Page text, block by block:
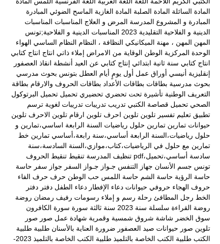
المادة السائلة المادة الصلبة المادة الغازية الماسح الضوئي المبادرة
المبادرة و المشروع المدرسة المرض و العلاج المناسبات المناسبات
الدينية و الفلاحية التقليدية 2023
المناسبات الدينية و الفلاحية;تونس
المهن المهن ، مهنة الميكانيكي النظافة ، النظام النظام الساسي الهواء
الوحدة المركزية الوطن الوقاية من الامراض إملاء ذاتي انتاج انتاج كتابي
انتاج كتابي سنة ثانية ابتدائي إنتاج كتابي عن العيد أنشطة انقاذ العصفور
إنقليزية أنيسي أوراق عمل أول يومٍ أيام العطل بتونس بحوث مدرسي
بحوث مدرسية بطاقات بطاقات الأعداد بطاقات الحروف والارقام بطاقة
التعريف الوطنية تأشيرة تحت تحضري تحضيري تحميل تحميل البرتوكول
الصحي تحميل قصاصة الكتبي تدريب تدريبات تدريبات لغوية ترسم
تطبيق تعليم تفسير تلوين تلوين احرف تلوين ارقام تلوين الاحرف تلوين
حيوانات تمارين تمارين حلول رياضيات السنة الرابعة اساسي،تمارين و
حلول رياضيات،السنة الرابعة أساسي،سنة رابعة،أساسي تمارين خط
تمارين مع حلول في الرياضيات،كتاب،موازي،السنة السادسة،سنة
سادسة أساسي،تحميل،pdf
تنظيف المدرسة تنقيط تنقيط الحروف
تونس جسم الأنسان جهاز التنفس جـواز جـواز السفر جواز سفر حاسة
حاسة الرؤية حاسة الشم حاسة اللمس حب الوطن حرف حرف الفاء
حروف الهجاء حروفي حيوانات دعاء الإفطار دعاء الطفل دفتر دفتر
الخط رجل المطافئ رحلة رسم و إملاء رسومات رفيف رمضان روضة
روضة القراءة سلسلة سنة 2023 سنة ثالثة سورة سورة الكافرون
سوق الخضر شاشة شروق شمسية وقمرية شهادة عمل صور صور
تلوين صور حيوانات صيد العصفور ضرورة العناية بالأسنان طلبية طلبية
الكتب طلبية الكتب الخاصة بالتلميذ
طلبية الكتب الخاصة بالتلميذ 2023-